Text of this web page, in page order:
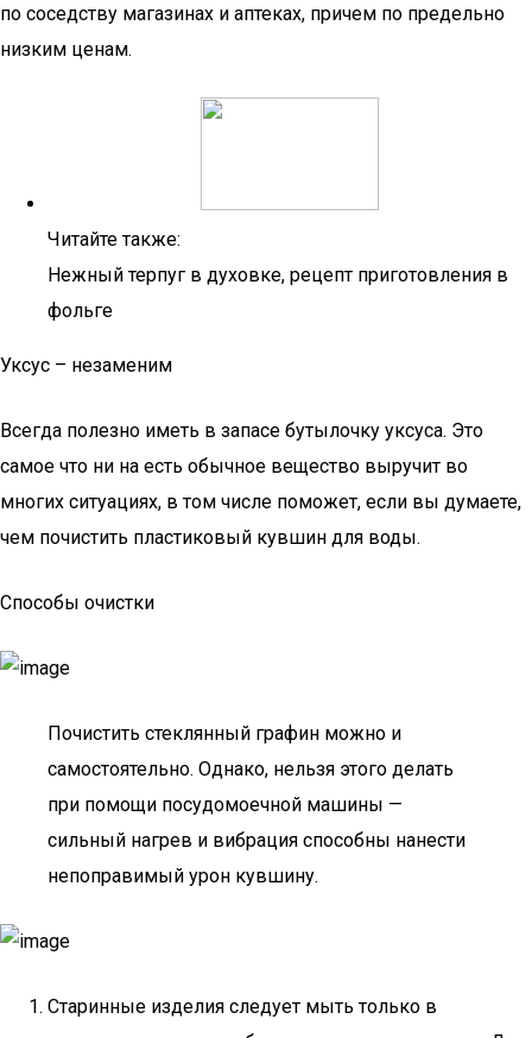
по соседству магазинах и аптеках, причем по предельно
низким ценам.
Читайте также:
Нежный терпуг в духовке, рецепт приготовления в
фольге
Уксус – незаменим
Всегда полезно иметь в запасе бутылочку уксуса. Это
самое что ни на есть обычное вещество выручит во
многих ситуациях, в том числе поможет, если вы думаете,
чем почистить пластиковый кувшин для воды.
Способы очистки
Почистить стеклянный графин можно и
самостоятельно. Однако, нельзя этого делать
при помощи посудомоечной машины —
сильный нагрев и вибрация способны нанести
непоправимый урон кувшину.
Старинные изделия следует мыть только в